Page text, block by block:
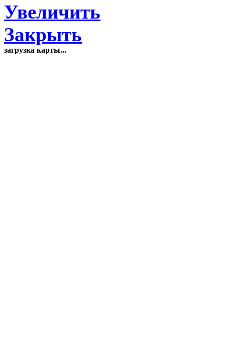
Увеличить
Закрыть
загрузка карты...